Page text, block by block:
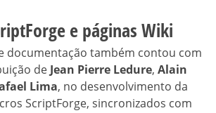
e páginas Wiki
documentação também contou com
de Jean Pierre Ledure, Alain
Lima, no desenvolvimento da
ScriptForge, sincronizados com